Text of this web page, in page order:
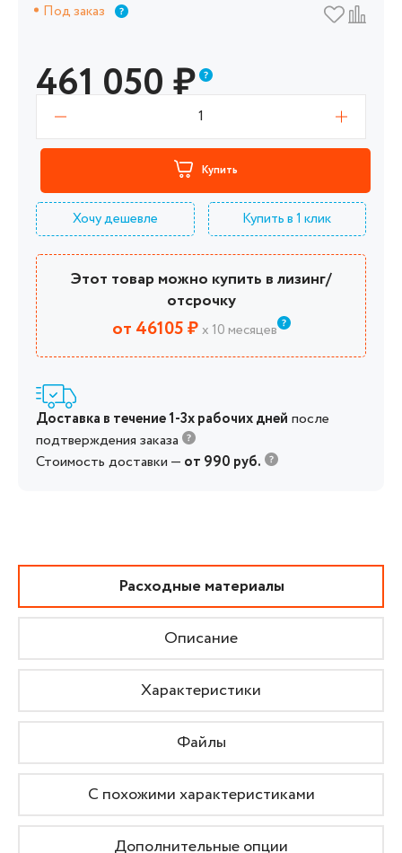
Под заказ
461 050₽
1
Купить
Хочу дешевле Купить в 1 клик
Этот товар можно купить в лизинг/
отсрочку
от 46105 ₽х 10 месяцев
Доставка в течение 1-3х рабочих дней после
подтверждения заказа
Стоимость доставки — от 990 руб.
Расходные материалы
Описание
Характеристики
Файлы
С похожими характеристиками
Дополнительные опции